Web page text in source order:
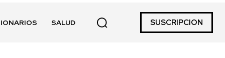
SALUD SUSCRIPCION